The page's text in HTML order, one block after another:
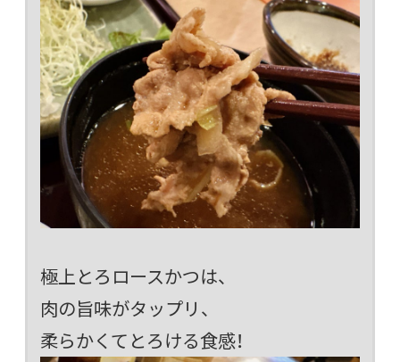
極上とろロースかつは、
肉の旨味がタップリ、
柔らかくてとろける食感！